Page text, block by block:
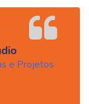
e Projetos